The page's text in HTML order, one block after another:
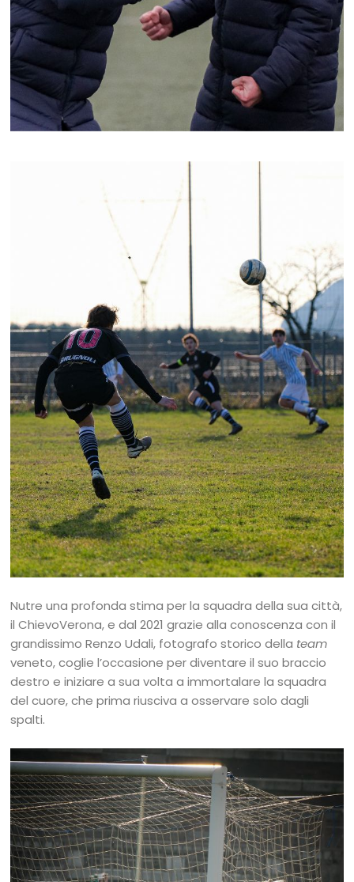
Nutre una profonda stima per la squadra della sua città,
il ChievoVerona, e dal 2021 grazie alla conoscenza con il
grandissimo Renzo Udali, fotografo storico della team
veneto, coglie l’occasione per diventare il suo braccio
destro e iniziare a sua volta a immortalare la squadra
del cuore, che prima riusciva a osservare solo dagli
spalti.